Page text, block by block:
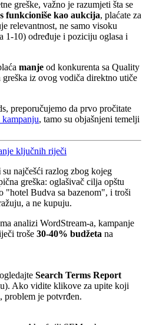
greške, važno je razumjeti šta se
funkcioniše kao aukcija, plaćate za
relevantnost, ne samo visoku
1-10) određuje i poziciju oglasa i
manje od konkurenta sa Quality
iz ovog vodiča direktno utiče
preporučujemo da prvo pročitate
, tamo su objašnjeni temelji
ključnih riječi
su najčešći razlog zbog kojeg
greška: oglašivač cilja opštu
"hotel Budva sa bazenom", i troši
a ne kupuju.
analizi WordStream-a, kampanje
troše 30-40% budžeta na
Search Terms Report
Ako vidite klikove za upite koji
problem je potvrđen.